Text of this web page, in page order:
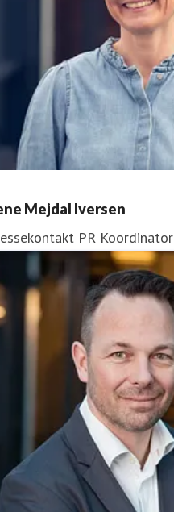
Mejdal Iversen
PR Koordinator